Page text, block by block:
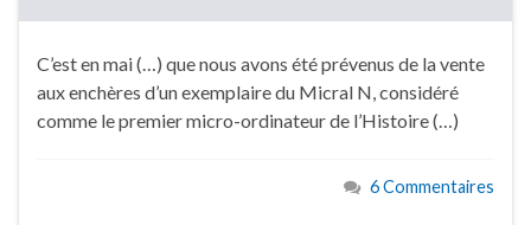
C’est en mai (…) que nous avons été prévenus de la vente
aux enchères d’un exemplaire du Micral N, considéré
comme le premier micro-ordinateur de l’Histoire (…)
6 Commentaires